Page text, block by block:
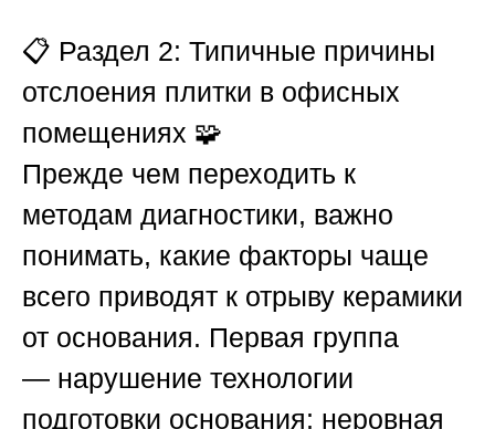
📋 Раздел 2: Типичные причины
отслоения плитки в офисных
помещениях 🧩
Прежде чем переходить к
методам диагностики, важно
понимать, какие факторы чаще
всего приводят к отрыву керамики
от основания. Первая группа
— нарушение технологии
подготовки основания: неровная